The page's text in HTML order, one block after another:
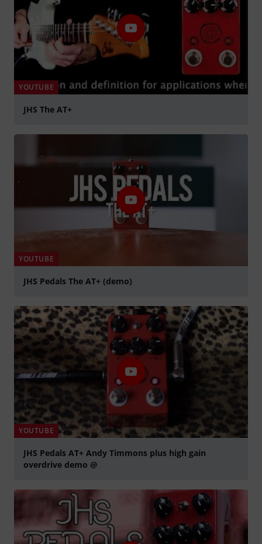
YOUTUBE
JHS The AT+
YOUTUBE
JHS Pedals The AT+ (demo)
YOUTUBE
JHS Pedals AT+ Andy Timmons plus high gain
overdrive demo @